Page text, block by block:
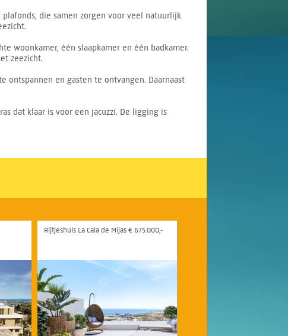
die samen zorgen voor veel natuurlijk
woonkamer, één slaapkamer en één badkamer.
zeezicht.
en gasten te ontvangen. Daarnaast
dat klaar is voor een jacuzzi. De ligging is
Rijtjeshuis La Cala de Mijas € 675.000,-